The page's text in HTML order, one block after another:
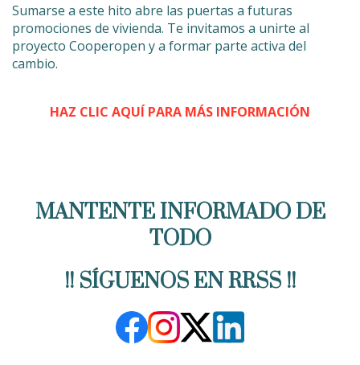
Sumarse a este hito abre las puertas a futuras
promociones de vivienda. Te invitamos a unirte al
proyecto Cooperopen y a formar parte activa del
cambio.
HAZ CLIC AQUÍ PARA MÁS INFORMACIÓN
MANTENTE INFORMADO DE
TODO
!! SÍGUENOS EN RRSS !!